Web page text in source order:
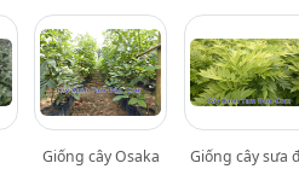
Giống cây Osaka Giống cây sưa